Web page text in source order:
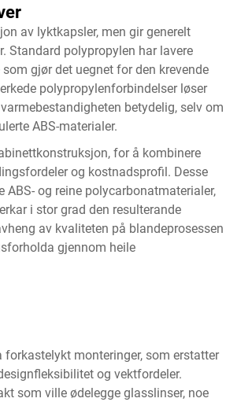
av lyktkapsler, men gir generelt
Standard polypropylen har lavere
gjør det uegnet for den krevende
polypropylenforbindelser løser
betydelig, selv om
ABS-materialer.
for å kombinere
og kostnadsprofil. Desse
og reine polycarbonatmaterialer,
i stor grad den resulterande
av kvaliteten på blandeprosessen
gjennom heile
forkastelykt monteringer, som erstatter
og vektfordeler.
som ville ødelegge glasslinser, noe